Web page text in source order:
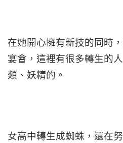
在她開心擁有新技的同時
宴會，這裡有很多轉生的
類、妖精的。
女高中轉生成蜘蛛，還在